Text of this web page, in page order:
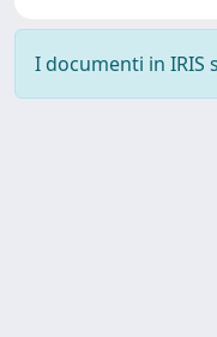
I documenti in